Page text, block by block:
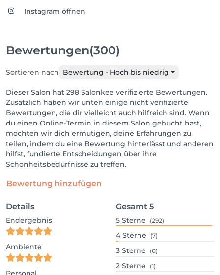
Instagram öffnen
Bewertungen(300)
Sortieren nach Bewertung - Hoch bis niedrig
Dieser Salon hat 298 Salonkee verifizierte Bewertungen.
Zusätzlich haben wir unten einige nicht verifizierte
Bewertungen, die dir vielleicht auch hilfreich sind. Wenn
du einen Online-Termin in diesem Salon gebucht hast,
möchten wir dich ermutigen, deine Erfahrungen zu
teilen, indem du eine Bewertung hinterlässt und anderen
hilfst, fundierte Entscheidungen über ihre
Schönheitsbedürfnisse zu treffen.
Bewertung hinzufügen
Details
Endergebnis
Ambiente
Personal
Gesamt 5
5 Sterne (292)
4 Sterne (7)
3 Sterne (0)
2 Sterne (1)